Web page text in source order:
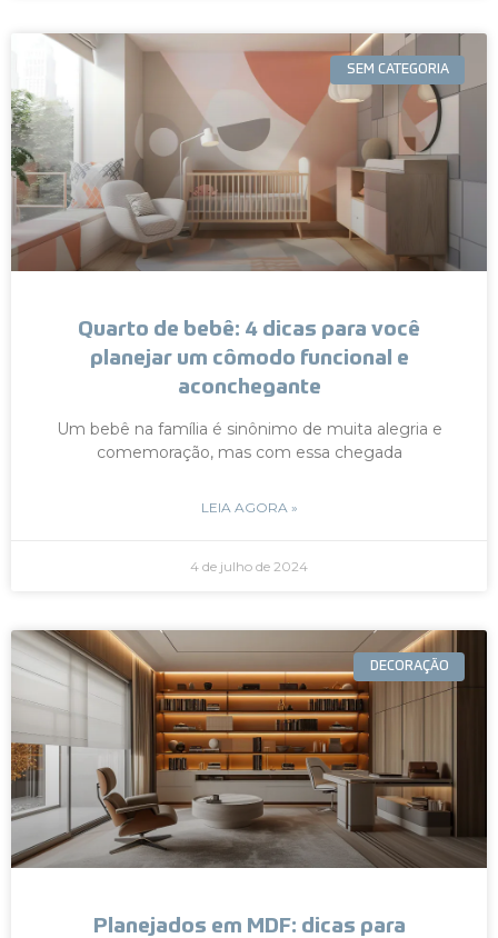
SEM CATEGORIA
Quarto de bebê: 4 dicas para você
planejar um cômodo funcional e
aconchegante
Um bebê na família é sinônimo de muita alegria e
comemoração, mas com essa chegada
LEIA AGORA »
4 de julho de 2024
DECORAÇÃO
Planejados em MDF: dicas para